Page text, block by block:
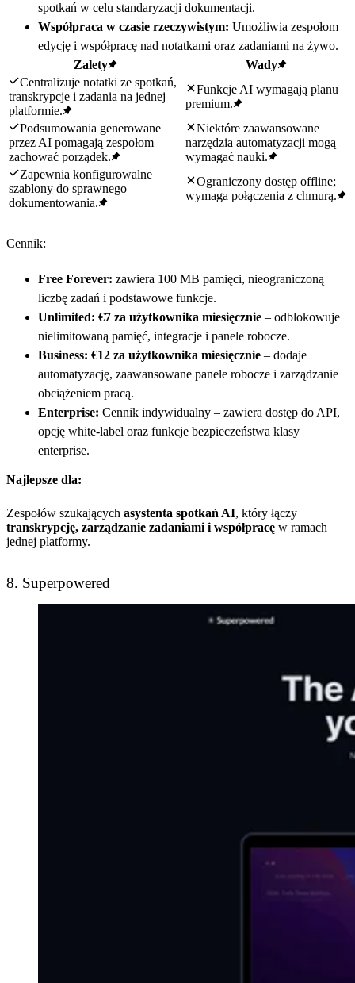
spotkań w celu standaryzacji dokumentacji.
Współpraca w czasie rzeczywistym: Umożliwia zespołom
edycję i współpracę nad notatkami oraz zadaniami na żywo.
Zalety
Wady
Centralizuje notatki ze spotkań,
transkrypcje i zadania na jednej
platformie.
Funkcje AI wymagają planu
premium.
Podsumowania generowane
przez AI pomagają zespołom
zachować porządek.
Niektóre zaawansowane
narzędzia automatyzacji mogą
wymagać nauki.
Zapewnia konfigurowalne
szablony do sprawnego
dokumentowania.
Ograniczony dostęp offline;
wymaga połączenia z chmurą.
Cennik:
Free Forever: zawiera 100 MB pamięci, nieograniczoną
liczbę zadań i podstawowe funkcje.
Unlimited: €7 za użytkownika miesięcznie – odblokowuje
nielimitowaną pamięć, integracje i panele robocze.
Business: €12 za użytkownika miesięcznie – dodaje
automatyzację, zaawansowane panele robocze i zarządzanie
obciążeniem pracą.
Enterprise: Cennik indywidualny – zawiera dostęp do API,
opcję white-label oraz funkcje bezpieczeństwa klasy
enterprise.
Najlepsze dla:
Zespołów szukających asystenta spotkań AI, który łączy
transkrypcję, zarządzanie zadaniami i współpracę w ramach
jednej platformy.
8. Superpowered